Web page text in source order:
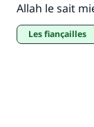
Allah le sait
Les fiançailles